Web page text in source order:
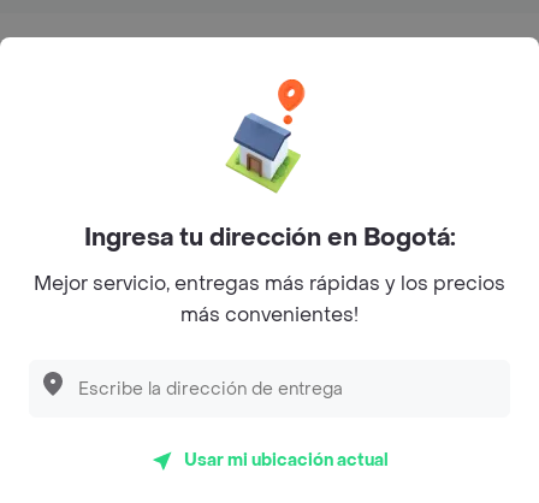
Ingresa tu dirección en Bogotá:
Mejor servicio, entregas más rápidas y los precios
más convenientes!
Usar mi ubicación actual